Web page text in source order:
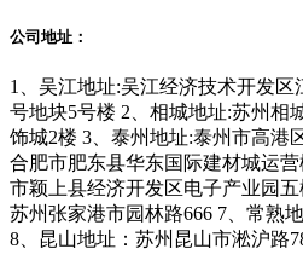
公司地址：
1、吴江地址:吴江经济技术开发
号地块5号楼 2、相城地址:苏州相
饰城2楼 3、泰州地址:泰州市高港
合肥市肥东县华东国际建材城运
市颖上县经济开发区电子产业园五
苏州张家港市园林路666 7、常熟
8、昆山地址：苏州昆山市淞沪路